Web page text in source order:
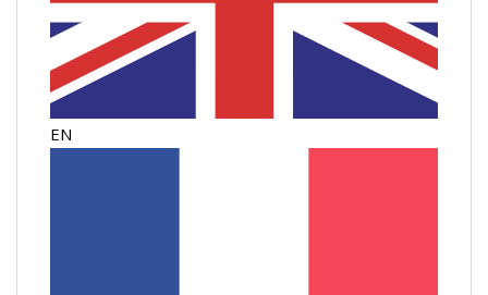
EN